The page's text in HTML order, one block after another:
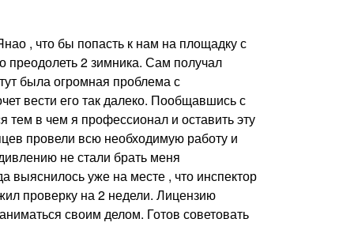
, что бы попасть к нам на площадку с
преодолеть 2 зимника. Сам получал
была огромная проблема с
вести его так далеко. Пообщавшись с
тем в чем я профессионал и оставить эту
провели всю необходимую работу и
не стали брать меня
выяснилось уже на месте , что инспектор
проверку на 2 недели. Лицензию
своим делом. Готов советовать